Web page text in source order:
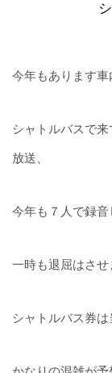
今年もあります車
シャトルバスで
放送、
今年も７人で録音
一時も退屈はさせ
シャトルバス券は